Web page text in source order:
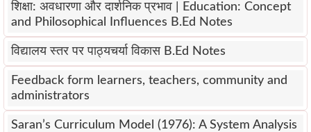
शिक्षा: अवधारणा और दार्शनिक प्रभाव | Education: Concept
and Philosophical Influences B.Ed Notes
विद्यालय स्तर पर पाठ्यचर्या विकास B.Ed Notes
Feedback form learners, teachers, community and
administrators
Saran’s Curriculum Model (1976): A System Analysis